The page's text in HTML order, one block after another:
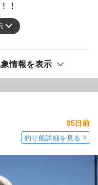
！
情報を表示
85日前
釣り船詳細を見る